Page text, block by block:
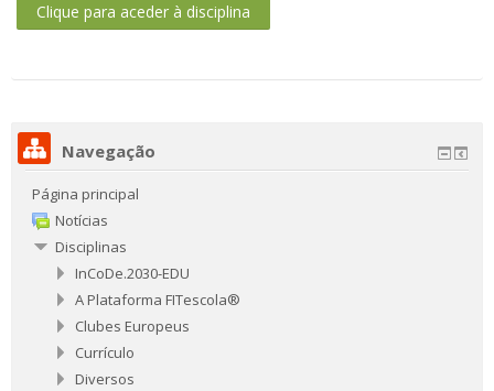
Clique para aceder à disciplina
Navegação
Página principal
Notícias
Disciplinas
InCoDe.2030-EDU
A Plataforma FITescola®
Clubes Europeus
Currículo
Diversos